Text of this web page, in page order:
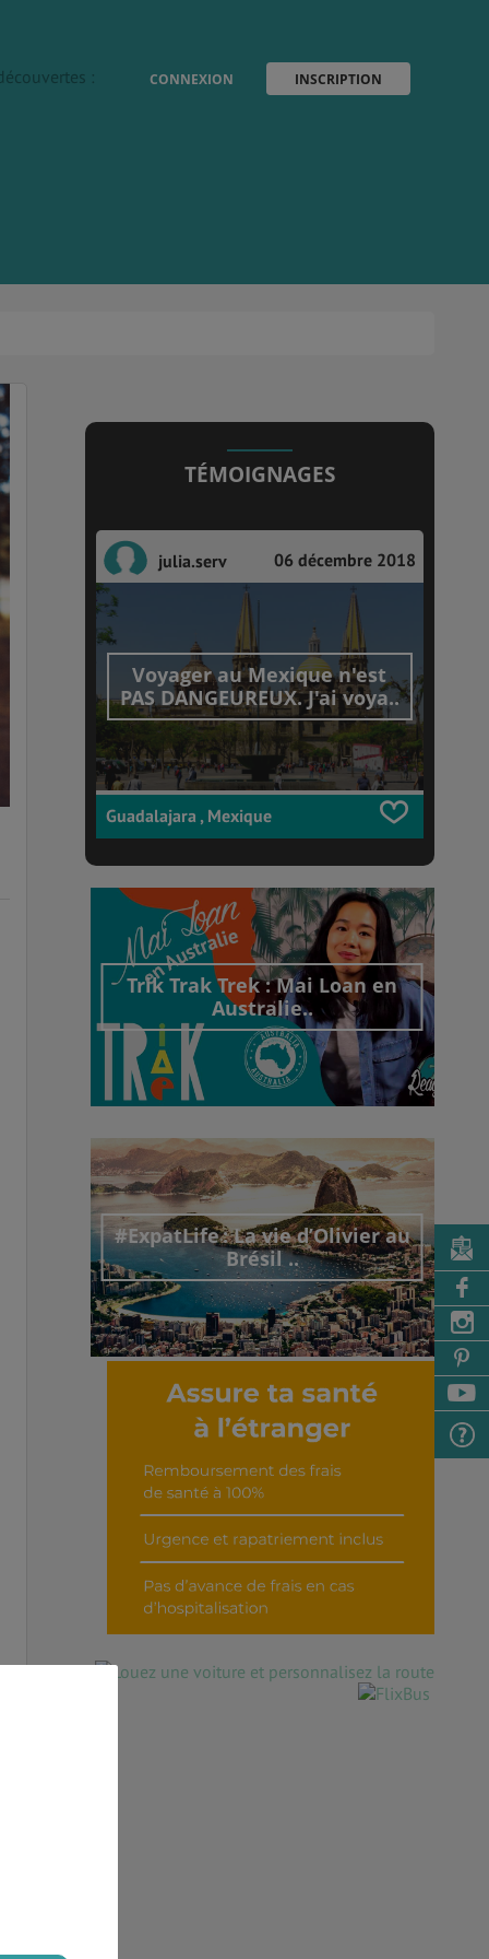
CONNEXION INSCRIPTION
:
TÉMOIGNAGES
julia.serv 06 décembre 2018
Voyager au Mexique n'est
PAS DANGEUREUX. J'ai voya..
Guadalajara , Mexique
Trik Trak Trek : Mai Loan en
Australie..
Découvrir cet interview
#ExpatLife : La vie d’Olivier au
Brésil ..